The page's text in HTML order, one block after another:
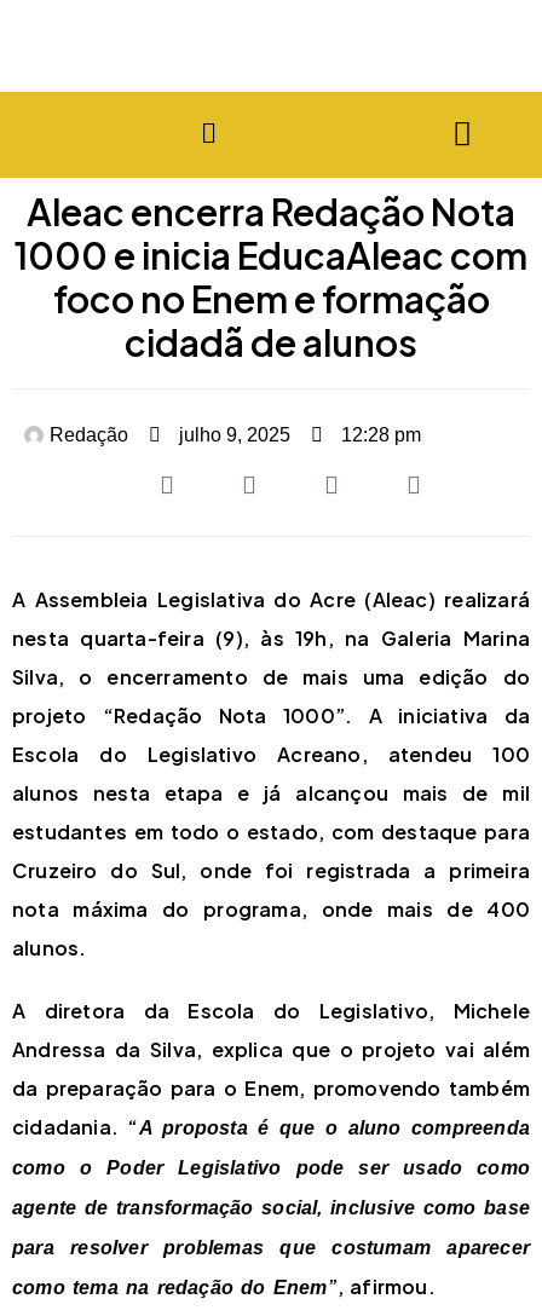
Aleac encerra Redação Nota
1000 e inicia EducaAleac com
foco no Enem e formação
cidadã de alunos
Redação julho 9, 2025 12:28 pm
A Assembleia Legislativa do Acre (Aleac) realizará
nesta quarta-feira (9), às 19h, na Galeria Marina
Silva, o encerramento de mais uma edição do
projeto “Redação Nota 1000”. A iniciativa da
Escola do Legislativo Acreano, atendeu 100
alunos nesta etapa e já alcançou mais de mil
estudantes em todo o estado, com destaque para
Cruzeiro do Sul, onde foi registrada a primeira
nota máxima do programa, onde mais de 400
alunos.
A diretora da Escola do Legislativo, Michele
Andressa da Silva, explica que o projeto vai além
da preparação para o Enem, promovendo também
cidadania. “A proposta é que o aluno compreenda
como o Poder Legislativo pode ser usado como
agente de transformação social, inclusive como base
para resolver problemas que costumam aparecer
como tema na redação do Enem”, afirmou.